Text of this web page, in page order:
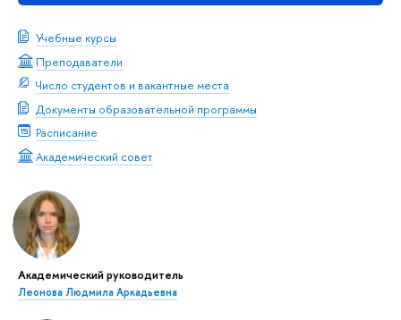
Учебные курсы
Преподаватели
Число студентов и вакантные места
Документы образовательной программы
Расписание
Академический совет
Академический руководитель
Леонова Людмила Аркадьевна